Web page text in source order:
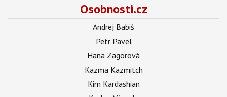
Osobnosti.cz
Andrej Babiš
Petr Pavel
Hana Zagorová
Kazma Kazmitch
Kim Kardashian